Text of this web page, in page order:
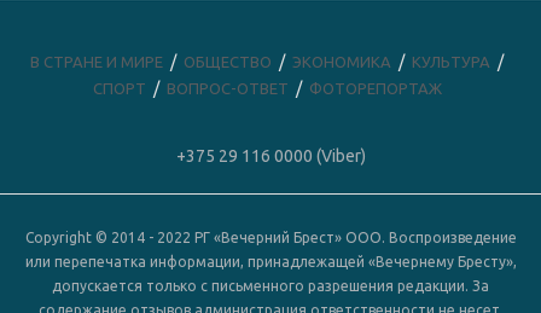
В СТРАНЕ И МИРЕ ОБЩЕСТВО ЭКОНОМИКА
КУЛЬТУРА
СПОРТ
ВОПРОС-ОТВЕТ ФОТОРЕПОРТАЖ
+375 29 116 0000 (Viber)
Copyright © 2014 - 2022 РГ «Вечерний Брест» ООО. Воспроизведение
или перепечатка информации, принадлежащей «Вечернему Бресту»,
допускается только с письменного разрешения редакции. За